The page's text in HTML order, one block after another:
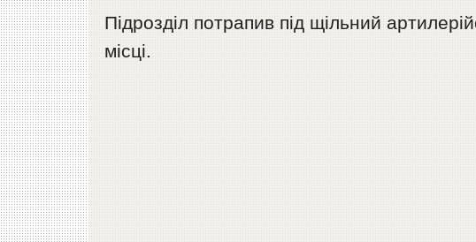
Підрозділ потрапив під щільний
місці.